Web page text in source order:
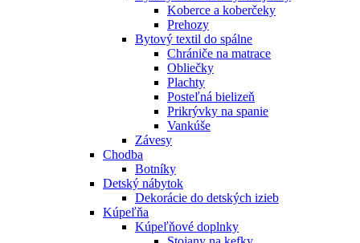
Koberce a koberčeky
Prehozy
Bytový textil do spálne
Chrániče na matrace
Obliečky
Plachty
Posteľná bielizeň
Prikrývky na spanie
Vankúše
Závesy
Chodba
Botníky
Detský nábytok
Dekorácie do detských izieb
Kúpeľňa
Kúpeľňové doplnky